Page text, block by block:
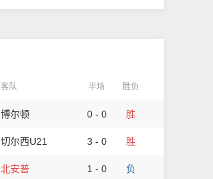
客队 半场 胜负
博尔顿 0 - 0 胜
切尔西U21 3 - 0 胜
北安普 1 - 0 负